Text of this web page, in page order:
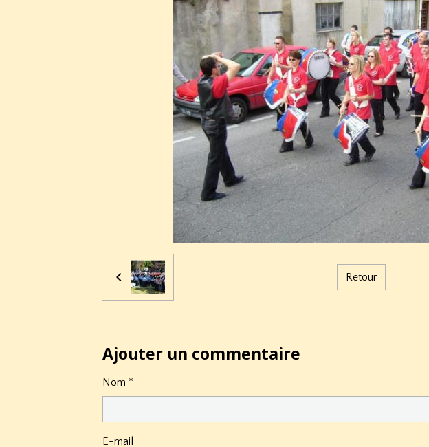
Retour
Ajouter un commentaire
Nom
E-mail